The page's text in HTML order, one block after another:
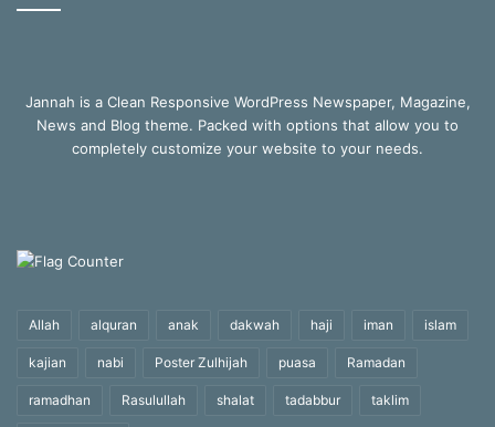
Jannah is a Clean Responsive WordPress Newspaper, Magazine,
News and Blog theme. Packed with options that allow you to
completely customize your website to your needs.
Allah alquran anak dakwah haji iman islam
kajian nabi Poster Zulhijah puasa Ramadan
ramadhan Rasulullah shalat tadabbur taklim